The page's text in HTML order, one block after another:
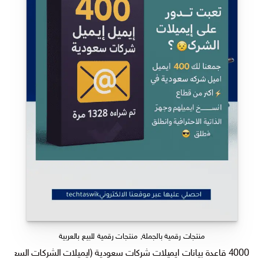
منتجات رقمية بالجملة, منتجات رقمية للبيع بالعربية
4000 قاعدة بيانات ايميلات شركات سعودية (ايميلات الشركات السعودية pdf)